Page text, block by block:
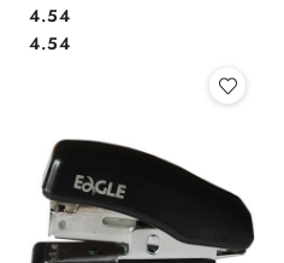
Cena:
4.54
Cena:
4.54